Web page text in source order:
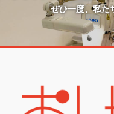
ぜひ一度、私た